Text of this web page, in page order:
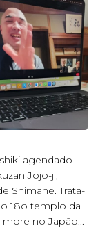
agendado
Jojo-ji,
Shimane. Trata-
18o templo da
no Japão...